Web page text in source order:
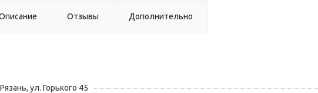
Отзывы Дополнительно
ул. Горького 45